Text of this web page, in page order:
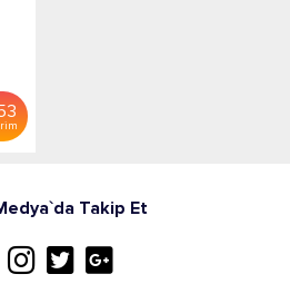
Takip Et